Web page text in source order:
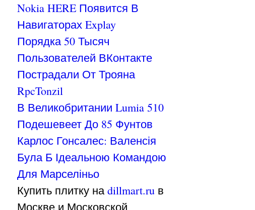
Nokia HERE Появится В
Навигаторах Explay
Порядка 50 Тысяч
Пользователей ВКонтакте
Пострадали От Трояна
RpcTonzil
В Великобритании Lumia 510
Подешевеет До 85 Фунтов
Карлос Гонсалес: Валенсія
Була Б Ідеальною Командою
Для Марселіньо
Купить плитку наdillmart.ru в
Москве и Московской